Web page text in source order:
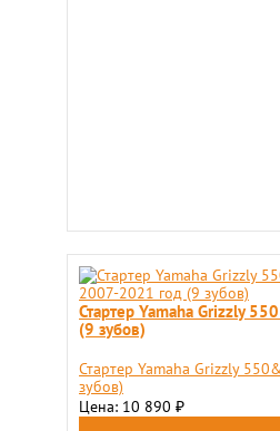
Стартер Yamaha Grizzly
(9 зубов)
Стартер Yamaha Grizzly
зубов)
Цена: 10 890 ₽